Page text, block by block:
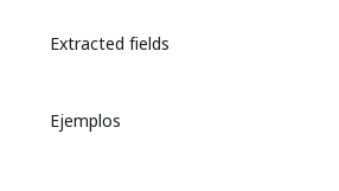
Extracted fields
Ejemplos